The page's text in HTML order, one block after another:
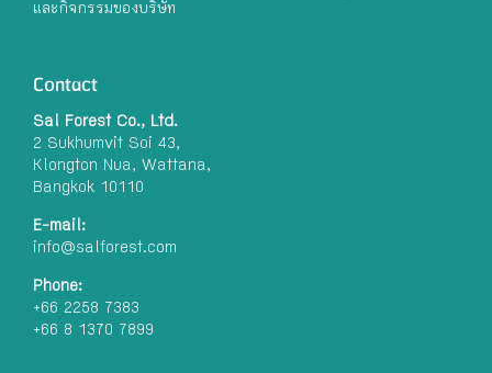
และกิจกรรมของบริษัท
Contact
Sal Forest Co., Ltd.
2 Sukhumvit Soi 43,
Klongton Nua, Wattana,
Bangkok 10110
E-mail:
info@salforest.com
Phone:
+66 2258 7383
+66 8 1370 7899